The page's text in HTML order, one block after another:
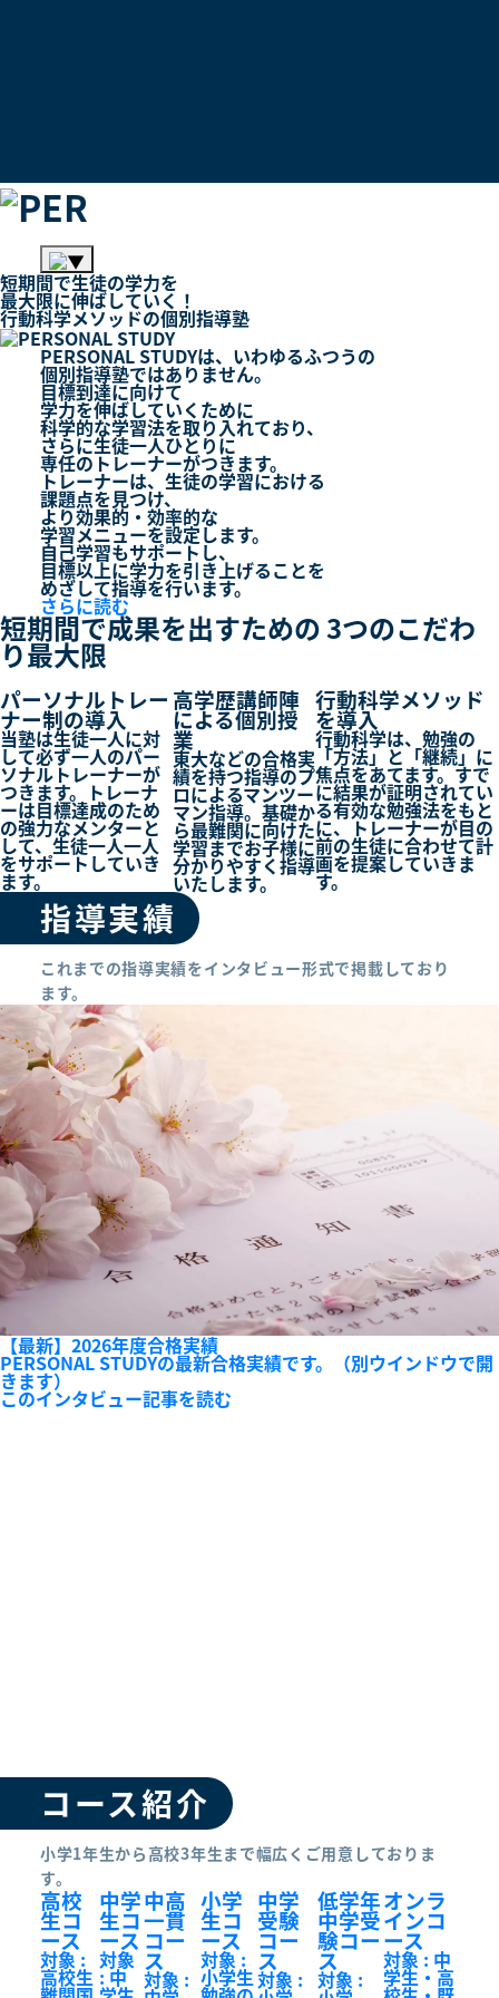
短期間で生徒の学力を
最大限に伸ばしていく！
行動科学メソッドの個別指導塾
PERSONAL STUDYは、いわゆるふつうの
個別指導塾ではありません。
目標到達に向けて
学力を伸ばしていくために
科学的な学習法を取り入れており、
さらに生徒一人ひとりに
専任のトレーナーがつきます。
トレーナーは、生徒の学習における
課題点を見つけ、
より効果的・効率的な
学習メニューを設定します。
自己学習もサポートし、
目標以上に学力を引き上げることを
めざして指導を行います。
さらに読む
短期間で成果を出すための3つのこだわ
り最大限
パーソナルトレー
ナー制の導入
当塾は生徒一人に対
して必ず一人のパー
ソナルトレーナーが
つきます。トレーナ
ーは目標達成のため
の強力なメンターと
して、生徒一人一人
をサポートしていき
ます。
高学歴講師陣
による個別授
業
東大などの合格実
績を持つ指導のプ
ロによるマンツー
マン指導。基礎か
ら最難関に向けた
学習までお子様に
分かりやすく指導
いたします。
行動科学メソッド
を導入
行動科学は、勉強の
「方法」と「継続」に
焦点をあてます。すで
に結果が証明されてい
る有効な勉強法をもと
に、トレーナーが目の
前の生徒に合わせて計
画を提案していきま
す。
指導実績
これまでの指導実績をインタビュー形式で掲載しており
ます。
【最新】2026年度合格実績
PERSONAL STUDYの最新合格実績です。（別ウインドウで開
きます）
このインタビュー記事を読む
コース紹介
小学1年生から高校3年生まで幅広くご用意しておりま
す。
高校
生コ
ース
対象 :
高校生
中学
生コ
ース
対象
: 中
中高
一貫
コー
ス
対象 :
小学
生コ
ース
対象 :
小学生
中学
受験
コー
ス
対象 :
低学年
中学受
験コー
ス
対象 :
オンラ
インコ
ース
対象 : 中
学生・高